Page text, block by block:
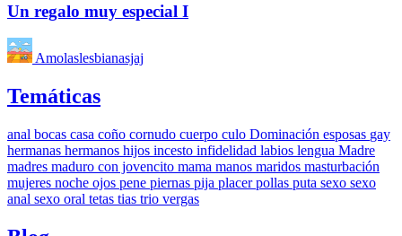
Un regalo muy especial I
Amolaslesbianasjaj
Temáticas
anal bocas casa coño cornudo cuerpo culo Dominación esposas gay
hermanas hermanos hijos incesto infidelidad labios lengua Madre
madres maduro con jovencito mama manos maridos masturbación
mujeres noche ojos pene piernas pija placerpollas puta sexo sexo
anal sexo oral tetas tias trio vergas